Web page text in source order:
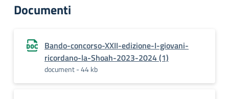
Documenti
Bando-concorso-XXII-edizione-I-giovani-
ricordano-la-Shoah-2023-2024 (1)
document - 44 kb